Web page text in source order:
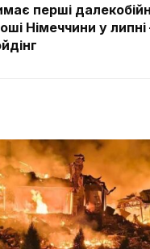
перші
Німеччини у липні